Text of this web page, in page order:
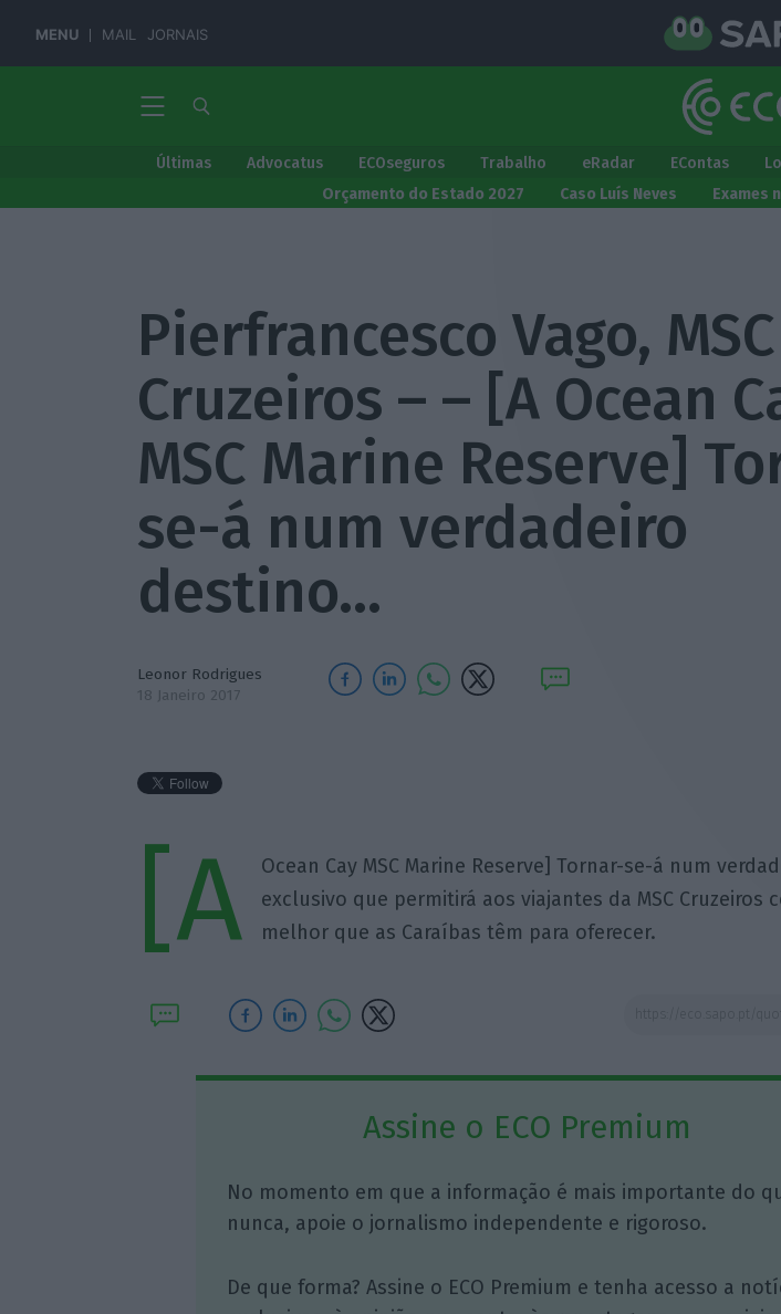
MENU MAIL JORNAIS
Últimas Advocatus ECOseguros Trabalho eRadar EContas
Orçamento do Estado 2027
Caso Luís Neves Exames
Pierfrancesco Vago, MSC
Cruzeiros – – [A Ocean
MSC Marine Reserve]
se-á num verdadeiro
destino…
Leonor Rodrigues
18 Janeiro 2017
[A
Ocean Cay MSC Marine Reserve] Tornar-se-á num
exclusivo que permitirá aos viajantes da MSC Cruzeiros
melhor que as Caraíbas têm para oferecer.
Assine o ECO Premium
No momento em que a informação é mais importante do
nunca, apoie o jornalismo independente e rigoroso.
De que forma? Assine o ECO Premium e tenha acesso a